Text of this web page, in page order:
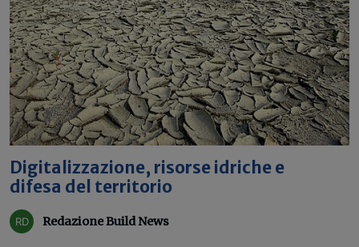
Digitalizzazione, risorse idriche e
difesa del territorio
Redazione Build News